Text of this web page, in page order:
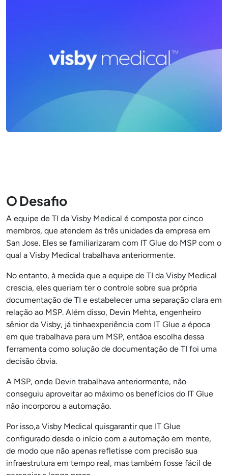
O Desafio
A equipe de TI da Visby Medical é composta por cinco
membros, que atendem às três unidades da empresa em
San Jose. Eles se familiarizaram com IT Glue do MSP com o
qual a Visby Medical trabalhava anteriormente.
No entanto, à medida que a equipe de TI da Visby Medical
crescia, eles queriam ter o controle sobre sua própria
documentação de TI e estabelecer uma separação clara em
relação ao MSP. Além disso, Devin Mehta, engenheiro
sênior da Visby, já tinhaexperiência com IT Glue a época
em que trabalhava para um MSP, entãoa escolha dessa
ferramenta como solução de documentação de TI foi uma
decisão óbvia.
A MSP, onde Devin trabalhava anteriormente, não
conseguiu aproveitar ao máximo os benefícios do IT Glue
não incorporou a automação.
Por isso,a Visby Medical quisgarantir que IT Glue
configurado desde o início com a automação em mente,
de modo que não apenas refletisse com precisão sua
infraestrutura em tempo real, mas também fosse fácil de